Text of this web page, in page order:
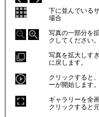
下に並んでいる
場合
写真の一部分を
クしてください。
写真を拡大しす
に戻します。
クリックすると
ーが開始します
ギャラリーを全
クリックすると